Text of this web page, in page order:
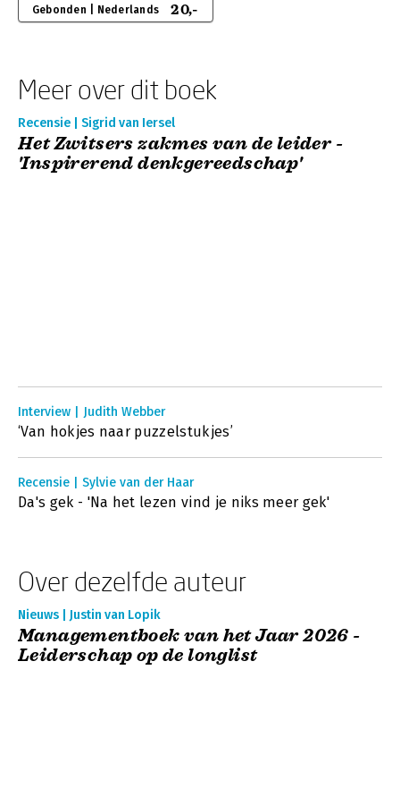
Gebonden | Nederlands 20,-
Meer over dit boek
Recensie | Sigrid van Iersel
Het Zwitsers zakmes van de leider -
'Inspirerend denkgereedschap'
Interview | Judith Webber
‘Van hokjes naar puzzelstukjes’
Recensie | Sylvie van der Haar
Da's gek - 'Na het lezen vind je niks meer gek'
Over dezelfde auteur
Nieuws | Justin van Lopik
Managementboek van het Jaar 2026 -
Leiderschap op de longlist